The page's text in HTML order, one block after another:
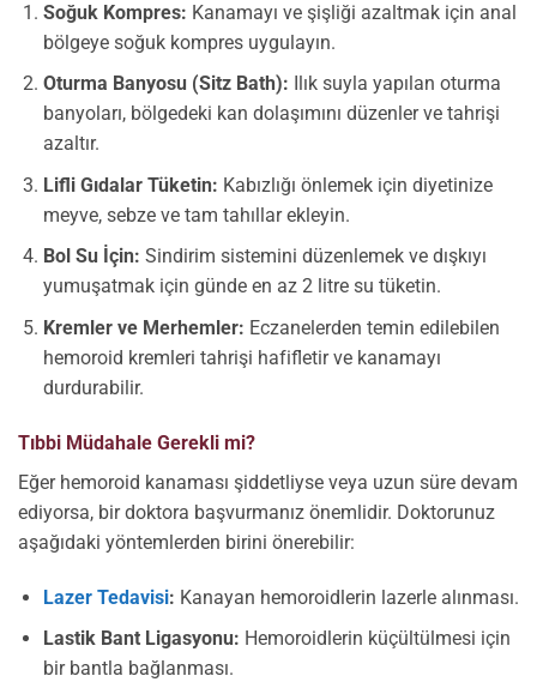
Soğuk Kompres: Kanamayı ve şişliği azaltmak için anal
bölgeye soğuk kompres uygulayın.
Oturma Banyosu (Sitz Bath): Ilık suyla yapılan oturma
banyoları, bölgedeki kan dolaşımını düzenler ve tahrişi
azaltır.
Lifli Gıdalar Tüketin: Kabızlığı önlemek için diyetinize
meyve, sebze ve tam tahıllar ekleyin.
Bol Su İçin: Sindirim sistemini düzenlemek ve dışkıyı
yumuşatmak için günde en az 2 litre su tüketin.
Kremler ve Merhemler: Eczanelerden temin edilebilen
hemoroid kremleri tahrişi hafifletir ve kanamayı
durdurabilir.
Tıbbi Müdahale Gerekli mi?
Eğer hemoroid kanaması şiddetliyse veya uzun süre devam
ediyorsa, bir doktora başvurmanız önemlidir. Doktorunuz
aşağıdaki yöntemlerden birini önerebilir:
Lazer Tedavisi: Kanayan hemoroidlerin lazerle alınması.
Lastik Bant Ligasyonu: Hemoroidlerin küçültülmesi için
bir bantla bağlanması.